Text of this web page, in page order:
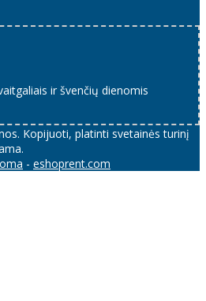
ir švenčių dienomis
Kopijuoti, platinti svetainės turinį
- eshoprent.com